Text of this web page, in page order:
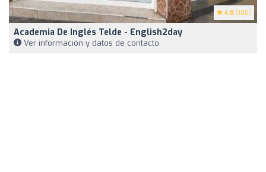
4.8 (100)
Academia De Inglés Telde - English2day
Ver información y datos de contacto